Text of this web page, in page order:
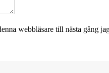
webbläsare till nästa gång